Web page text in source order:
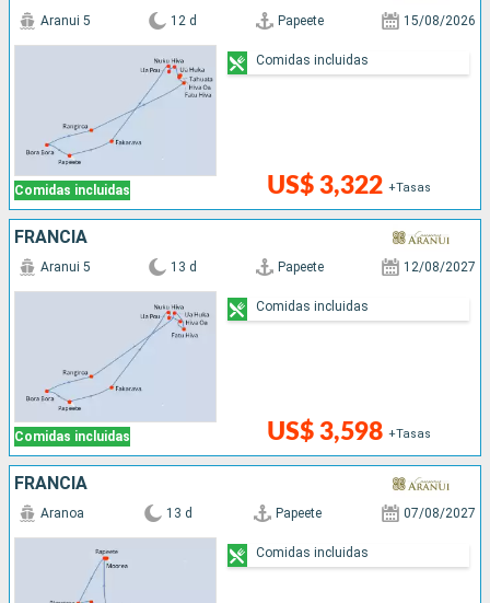
Comidas incluidas
Aranui 5 12 d Papeete 15/08/2026
US$ 3,322 +Tasas
Comidas incluidas
FRANCIA
Comidas incluidas
Aranui 5 13 d Papeete 12/08/2027
US$ 3,598 +Tasas
Comidas incluidas
FRANCIA
Aranoa 13 d Papeete 07/08/2027
Comidas incluidas